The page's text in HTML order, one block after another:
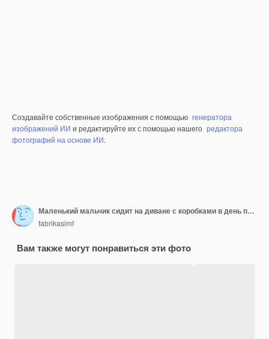
Создавайте собственные изображения с помощью генератора
изображений ИИ и редактируйте их с помощью нашего редактора
фотографий на основе ИИ.
Маленький мальчик сидит на диване с коробками в день переезда
fabrikasimf
Вам также могут понравиться эти фото